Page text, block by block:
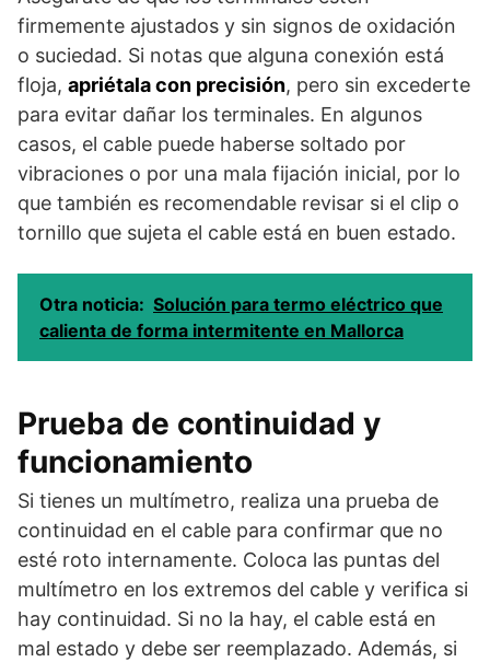
firmemente ajustados y sin signos de oxidación
o suciedad. Si notas que alguna conexión está
floja, apriétala con precisión, pero sin excederte
para evitar dañar los terminales. En algunos
casos, el cable puede haberse soltado por
vibraciones o por una mala fijación inicial, por lo
que también es recomendable revisar si el clip o
tornillo que sujeta el cable está en buen estado.
Otra noticia: Solución para termo eléctrico que
calienta de forma intermitente en Mallorca
Prueba de continuidad y
funcionamiento
Si tienes un multímetro, realiza una prueba de
continuidad en el cable para confirmar que no
esté roto internamente. Coloca las puntas del
multímetro en los extremos del cable y verifica si
hay continuidad. Si no la hay, el cable está en
mal estado y debe ser reemplazado. Además, si